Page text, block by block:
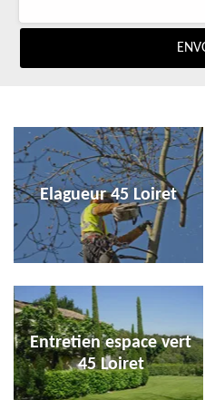
Elagueur 45 Loiret
Entretien espace vert
45 Loiret